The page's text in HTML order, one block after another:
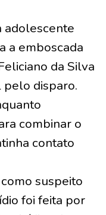
adolescente
a emboscada
da Silva
disparo.
combinar o
contato
suspeito
foi feita por